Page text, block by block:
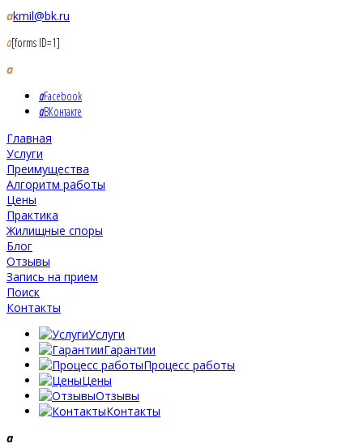
akmil@bk.ru
a[forms ID=1]
a
aFacebook
aВКонтакте
Главная
Услуги
Преимущества
Алгоритм работы
Цены
Практика
Жилищные споры
Блог
Отзывы
Запись на прием
Поиск
Контакты
Услуги
Гарантии
Процесс работы
Цены
Отзывы
Контакты
a